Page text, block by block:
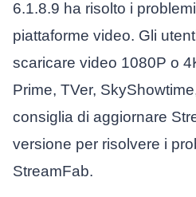
6.1.8.9 ha risolto i
piattaforme video. Gli
scaricare video 1080P o
Prime, TVer,
consiglia di aggiornare
versione per risolvere i
StreamFab.